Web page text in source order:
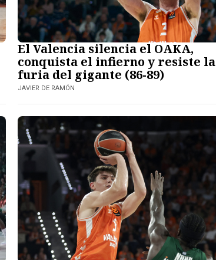
El Valencia silencia el OAKA,
conquista el infierno y resiste la
furia del gigante (86-89)
JAVIER DE RAMÓN